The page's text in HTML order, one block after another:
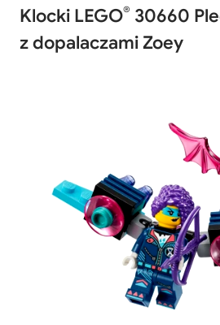
Klocki LEGO® 30660
z dopalaczami Zoey